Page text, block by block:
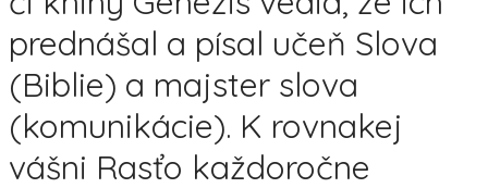
prednášal a písal učeň Slova
(Biblie) a majster slova
(komunikácie). K rovnakej
vášni Rasťo každoročne